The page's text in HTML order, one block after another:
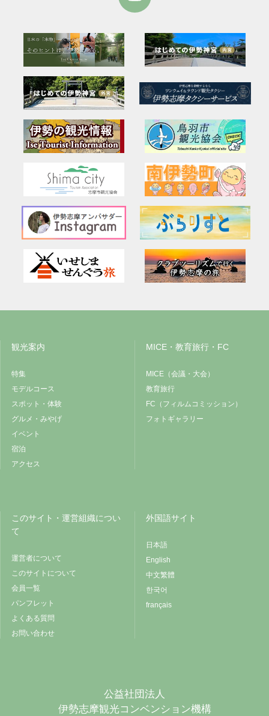
観光案内
特集
モデルコース
スポット・体験
グルメ・みやげ
イベント
宿泊
アクセス
MICE・教育旅行・FC
MICE（会議・大会）
教育旅行
FC（フィルムコミッション）
フォトギャラリー
このサイト・運営組織につい
て
運営者について
このサイトについて
会員一覧
パンフレット
よくある質問
お問い合わせ
外国語サイト
日本語
English
中文繁體
한국어
français
公益社団法人
伊勢志摩観光コンベンション機構